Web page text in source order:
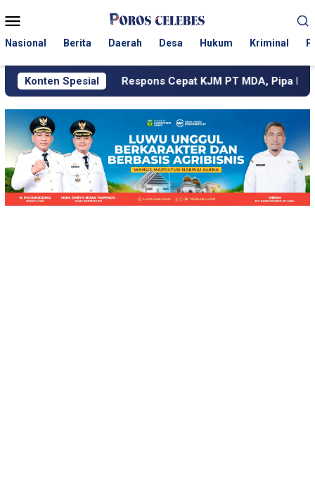
ke
Mobile
Nasional Berita Daerah Desa Hukum Kriminal
Konten Spesial
Respons Cepat KJM PT MDA, Pipa Bocor hingga Jalan